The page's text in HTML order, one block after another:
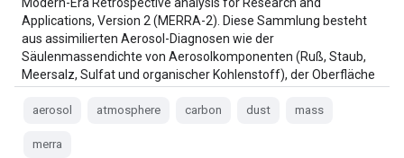
Applications, Version 2 (MERRA-2). Diese Sammlung besteht
aus assimilierten Aerosol-Diagnosen wie der
Säulenmassendichte von Aerosolkomponenten (Ruß, Staub,
Meersalz, Sulfat und organischer Kohlenstoff), der Oberfläche
aerosol atmosphere carbon dust mass
merra